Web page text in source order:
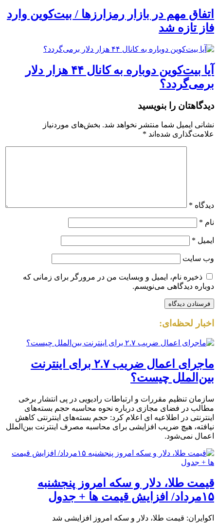
اتفاق مهم در بازار رمزارزها / بیت‌کوین وارد
فاز تازه شد
آیا بیت‌کوین دوباره به کانال ۴۴ هزار دلار
برمی‌گردد؟
دیدگاهتان را بنویسید
نشانی ایمیل شما منتشر نخواهد شد. بخش‌های موردنیاز
علامت‌گذاری شده‌اند *
دیدگاه *
نام *
ایمیل *
وب‌ سایت
ذخیره نام، ایمیل و وبسایت من در مرورگر برای زمانی که
دوباره دیدگاهی می‌نویسم.
اخبار لحظه‌ای:
ماجرای اعمال ضریب ۲.۷ برای اینترنت
بین‌الملل چیست؟
سازمان تنظیم مقررات و ارتباطات رادیویی در پی انتشار برخی
مطالب در فضای مجازی درباره نحوه محاسبه حجم بسته‌های
اینترنتی در اطلاعیه ای اعلام کرد: حجم بسته‌های اینترنتی کاهش
نیافته، هیچ ضریب افزایشی برای محاسبه مصرف اینترنت بین‌الملل
اعمال نمی‌شود.
قیمت طلا، دلار و سکه امروز پنجشنبه
۱۵مرداد/ افزایش قیمت ها + جدول
اکوایران: قیمت طلا، دلار و سکه امروز افزایشی شد